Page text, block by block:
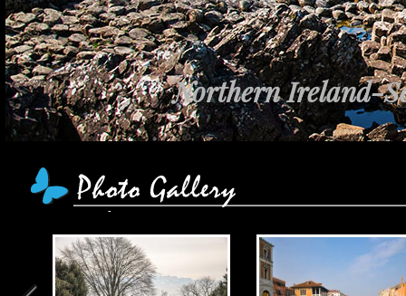
Northern Ireland-